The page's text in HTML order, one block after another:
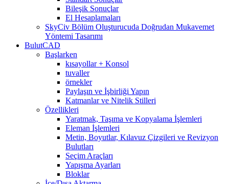
Bileşik Sonuçlar
El Hesaplamaları
SkyCiv Bölüm Oluşturucuda Doğrudan Mukavemet
Yöntemi Tasarımı
BulutCAD
Başlarken
kısayollar + Konsol
tuvaller
örnekler
Paylaşın ve İşbirliği Yapın
Katmanlar ve Nitelik Stilleri
Özellikleri
Yaratmak, Taşıma ve Kopyalama İşlemleri
Eleman İşlemleri
Metin, Boyutlar, Kılavuz Çizgileri ve Revizyon
Bulutları
Seçim Araçları
Yapışma Ayarları
Bloklar